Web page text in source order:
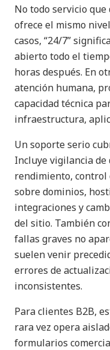
No todo servicio
ofrece el mismo
casos, “24/7”
abierto todo el
horas después. En
atención humana,
capacidad técnica
infraestructura,
Un soporte serio
Incluye vigilancia
rendimiento, control
sobre dominios,
integraciones y
del sitio. También
fallas graves no
suelen venir
errores de
inconsistentes.
Para clientes B2B,
rara vez opera
formularios